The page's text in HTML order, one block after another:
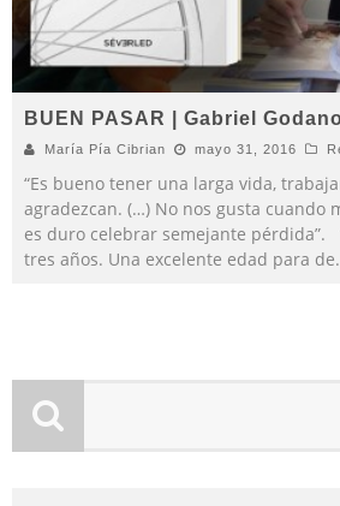
BUEN PASAR | Gabriel
María Pía Cibrian mayo 31, 2016
“Es bueno tener una larga vida,
agradezcan. (…) No nos gusta cuando
es duro celebrar semejante pérdida”.
tres años. Una excelente edad para de